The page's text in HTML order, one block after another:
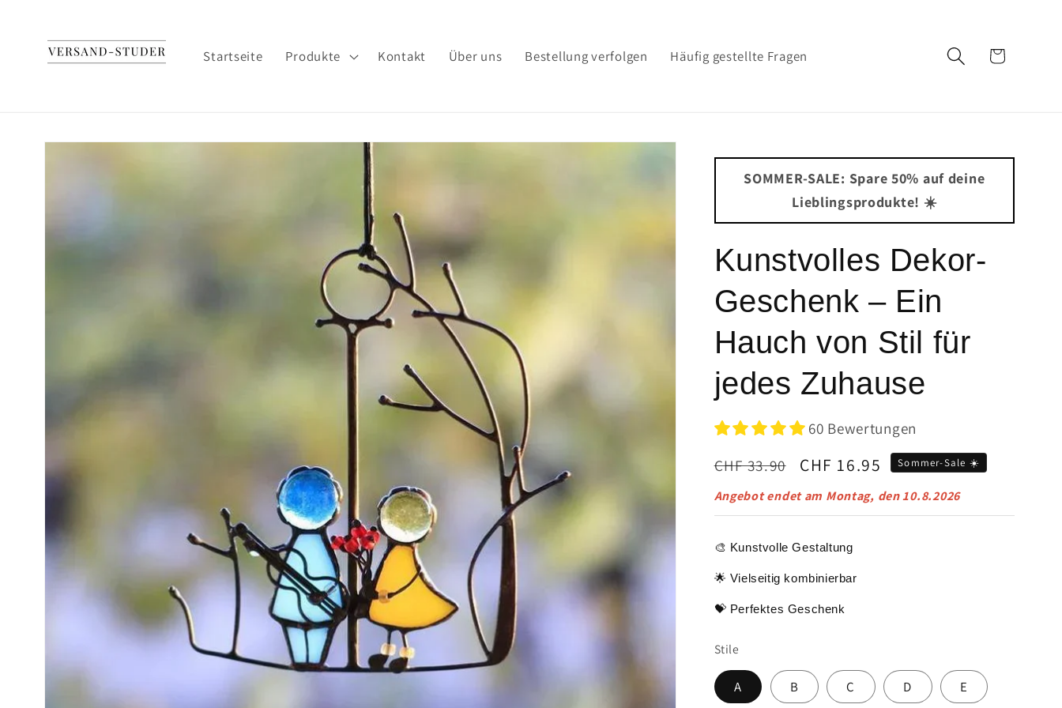
Inhalt
Startseite Produkte Kontakt Über uns Bestellung verfolgen Häufig gestellte Fragen Warenkorb
Zu
SOMMER-SALE: Spare 50% auf deine
Lieblingsprodukte! ☀️
Kunstvolles Dekor-
Geschenk – Ein
Hauch von Stil für
jedes Zuhause
60 Bewertungen
Normaler
Preis
CHF 33.90 Verkaufspreis
CHF 16.95 Sommer-Sale ☀️
Angebot endet am Montag, den 10.8.2026
🎨 Kunstvolle Gestaltung
🌟 Vielseitig kombinierbar
💝 Perfektes Geschenk
Stile
A B C D E